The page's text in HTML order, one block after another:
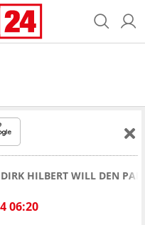
HILBERT WILL DEN
06:20